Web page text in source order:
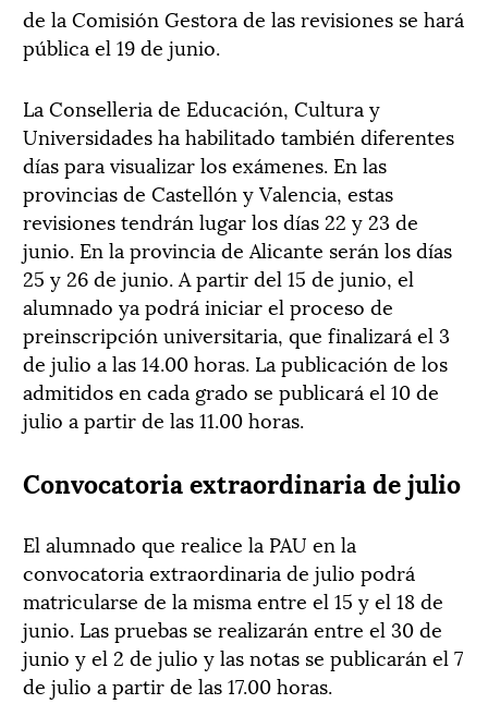
de la Comisión Gestora de las revisiones se hará
pública el 19 de junio.
La Conselleria de Educación, Cultura y
Universidades ha habilitado también diferentes
días para visualizar los exámenes. En las
provincias de Castellón y Valencia, estas
revisiones tendrán lugar los días 22 y 23 de
junio. En la provincia de Alicante serán los días
25 y 26 de junio. A partir del 15 de junio, el
alumnado ya podrá iniciar el proceso de
preinscripción universitaria, que finalizará el 3
de julio a las 14.00 horas. La publicación de los
admitidos en cada grado se publicará el 10 de
julio a partir de las 11.00 horas.
Convocatoria extraordinaria de julio
El alumnado que realice la PAU en la
convocatoria extraordinaria de julio podrá
matricularse de la misma entre el 15 y el 18 de
junio. Las pruebas se realizarán entre el 30 de
junio y el 2 de julio y las notas se publicarán el 7
de julio a partir de las 17.00 horas.